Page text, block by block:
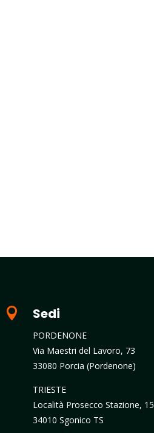
 Sedi
PORDENONE
Via Maestri del Lavoro, 73
33080 Porcia (Pordenone)
TRIESTE
Località Prosecco Stazione, 15
34010 Sgonico TS